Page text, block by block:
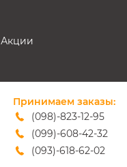
Акции
Принимаем заказы:
(098)-823-12-95
(099)-608-42-32
(093)-618-62-02